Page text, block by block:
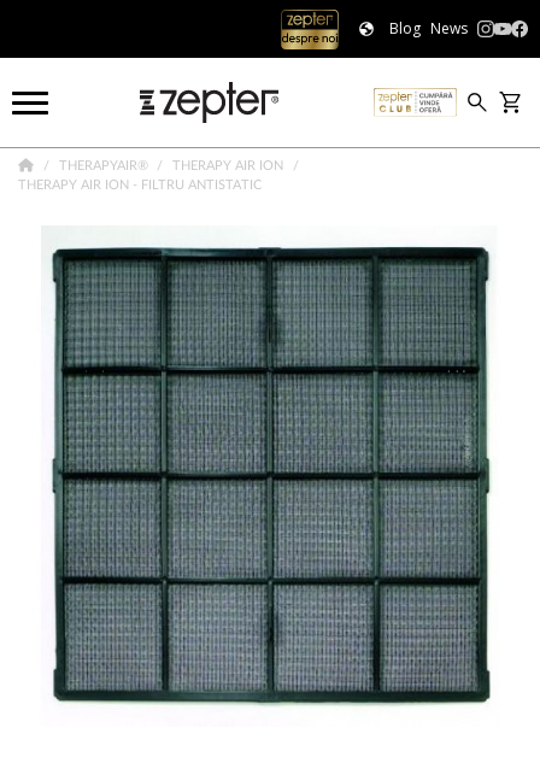
Blog News
THERAPYAIR®
THERAPY AIR ION
THERAPY AIR ION - FILTRU ANTISTATIC